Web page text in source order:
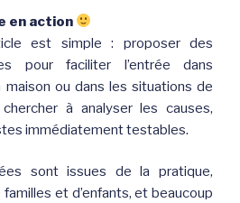
en action
est simple : proposer des
pour faciliter l’entrée dans
maison ou dans les situations de
à analyser les causes,
immédiatement testables.
sont issues de la pratique,
et d’enfants, et beaucoup